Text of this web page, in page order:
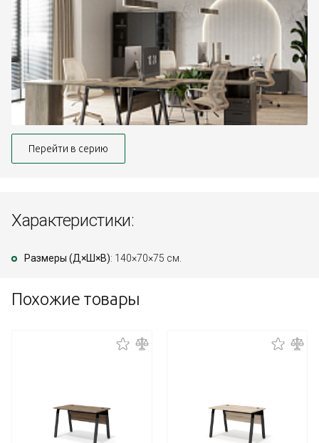
Перейти в серию
Характеристики:
Размеры (Д×Ш×В): 140×70×75 см.
Похожие товары